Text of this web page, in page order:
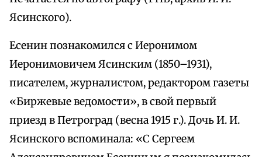
Ясинского).
Есенин познакомился с Иеронимом
Иеронимовичем Ясинским (1850–1931),
писателем, журналистом, редактором газеты
«Биржевые ведомости», в свой первый
приезд в Петроград (весна 1915 г.). Дочь И. И.
Ясинского вспоминала: «С Сергеем